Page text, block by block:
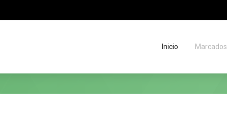
Inicio Marcados